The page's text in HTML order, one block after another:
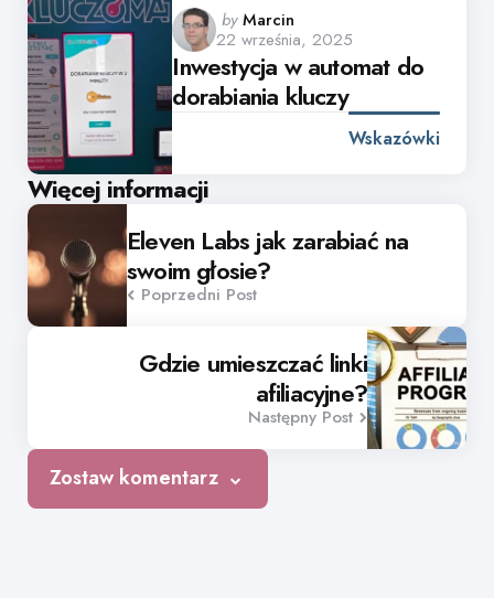
Posted
by
by Marcin
22 września, 2025
Inwestycja w automat do
dorabiania kluczy
Wskazówki
Więcej informacji
Post
navigationEleven Labs jak zarabiać na
swoim głosie?
Poprzedni Post
Gdzie umieszczać linki
afiliacyjne?
Następny Post
Zostaw komentarz